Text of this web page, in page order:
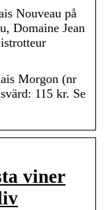
Nouveau på
Domaine Jean
Morgon (nr
115 kr. Se
viner